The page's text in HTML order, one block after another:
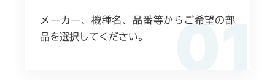
ミッション FIG6 ブレーキ
CM2501 01
メーカー、機種名、品番等からご希望の部
品を選択してください。